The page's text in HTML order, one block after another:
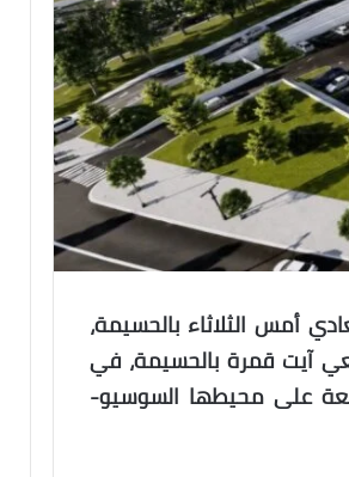
أمس الثلاثاء بالحسيمة،
آيت قمرة بالحسيمة، في
على محيطها السوسيو-